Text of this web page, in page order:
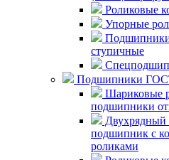
Роликовые
Упорные
Подшипники
ступичные
Подшипники
Шариковые
подшипники
Двухрядный
подшипник с
роликами